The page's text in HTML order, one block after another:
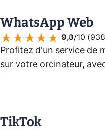
WhatsApp Web
9,8/10 (
Profitez d'un service de
sur votre ordinateur,
TikTok